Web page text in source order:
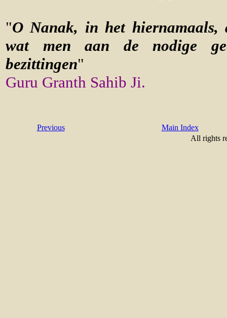
"O Nanak, in het hiernamaals,
wat men aan de nodige
bezittingen"
Guru Granth Sahib Ji.
Previous
Main Index
All rights